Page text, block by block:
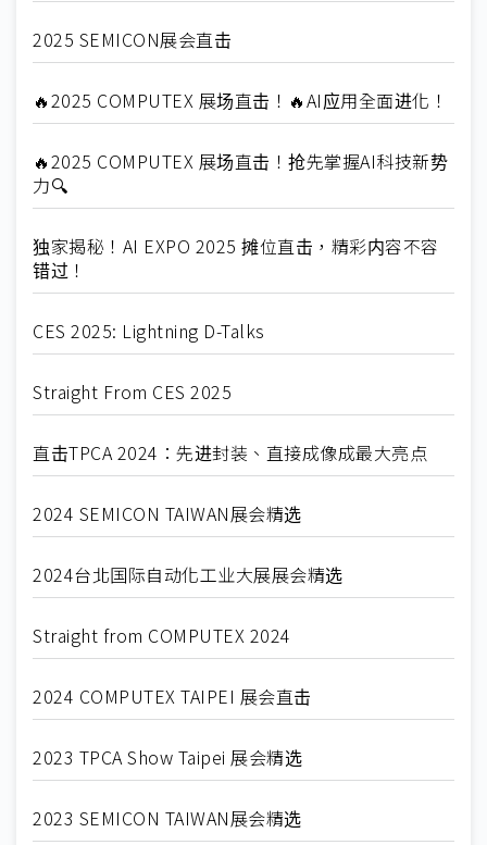
2025 SEMICON展会直击
🔥2025 COMPUTEX 展场直击！🔥AI应用全面进化！
🔥2025 COMPUTEX 展场直击！抢先掌握AI科技新势
力🔍
独家揭秘！AI EXPO 2025 摊位直击，精彩内容不容
错过！
CES 2025: Lightning D-Talks
Straight From CES 2025
直击TPCA 2024：先进封装、直接成像成最大亮点
2024 SEMICON TAIWAN展会精选
2024台北国际自动化工业大展展会精选
Straight from COMPUTEX 2024
2024 COMPUTEX TAIPEI 展会直击
2023 TPCA Show Taipei 展会精选
2023 SEMICON TAIWAN展会精选